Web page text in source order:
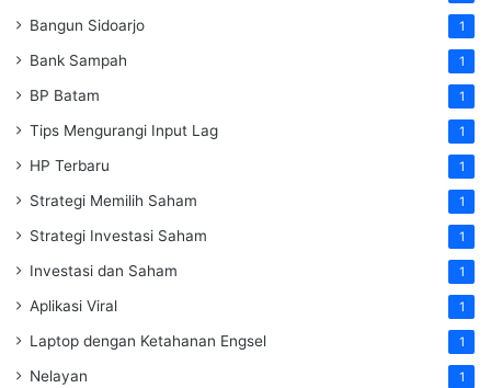
Bangun Sidoarjo 1
Bank Sampah 1
BP Batam 1
Tips Mengurangi Input Lag 1
HP Terbaru 1
Strategi Memilih Saham 1
Strategi Investasi Saham 1
Investasi dan Saham 1
Aplikasi Viral 1
Laptop dengan Ketahanan Engsel 1
Nelayan 1